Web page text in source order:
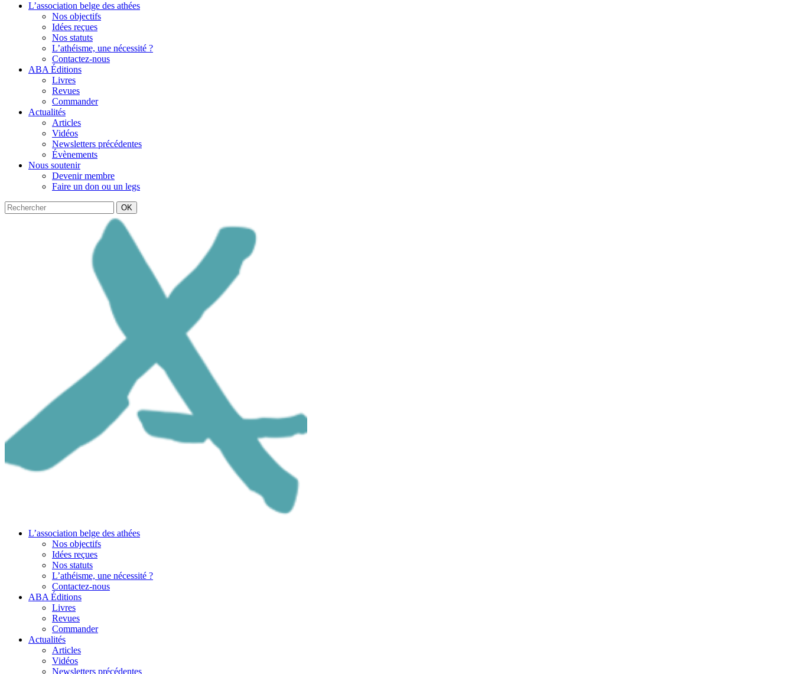
L’association belge des athées
Nos objectifs
Idées reçues
Nos statuts
L’athéisme, une nécessité ?
Contactez-nous
ABA Éditions
Livres
Revues
Commander
Actualités
Articles
Vidéos
Newsletters précédentes
Évènements
Nous soutenir
Devenir membre
Faire un don ou un legs
OK
L’association belge des athées
Nos objectifs
Idées reçues
Nos statuts
L’athéisme, une nécessité ?
Contactez-nous
ABA Éditions
Livres
Revues
Commander
Actualités
Articles
Vidéos
Newsletters précédentes